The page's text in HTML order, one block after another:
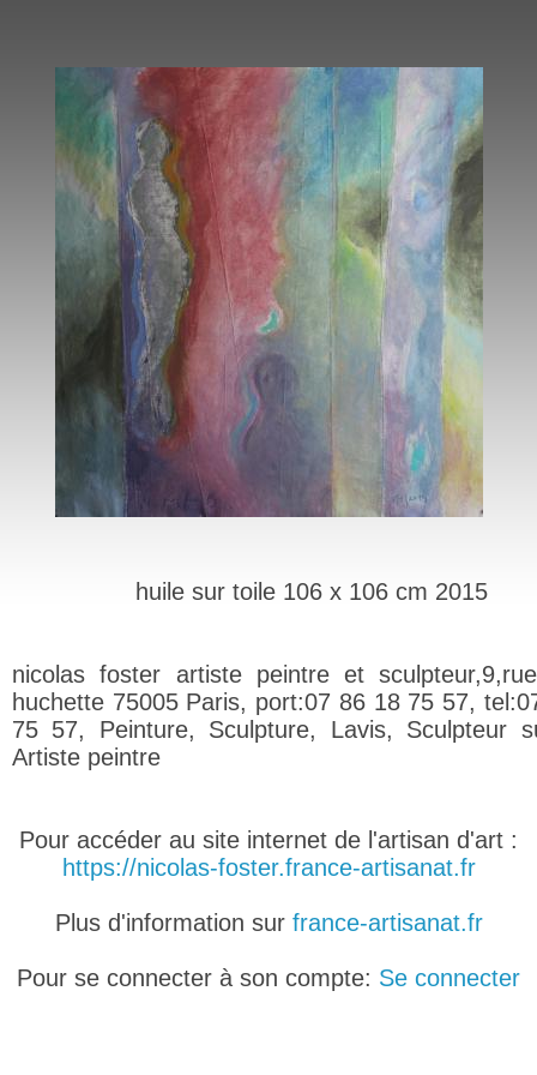
huile sur toile 106 x 106 cm 2015
nicolas foster artiste peintre et
huchette 75005 Paris, port:07 86 18 75 57,
75 57, Peinture, Sculpture, Lavis, Sculpteur
Artiste peintre
Pour accéder au site internet de l'artisan d'art :
https://nicolas-foster.france-artisanat.fr
Plus d'information sur france-artisanat.fr
Pour se connecter à son compte: Se connecter